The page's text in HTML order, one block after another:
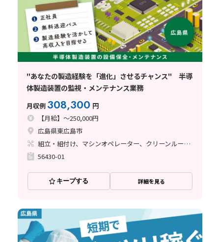
"あなたの製造経験を「進化」させるチャンス" 半導
体製造装置の監視・メンテナンス業務
月収例 308,300 円
【月給】～250,000円
広島県東広島市
組立・組付け、マシンオペレーター、クリーンルーム、清掃・洗浄、メンテナンス・保全
56430-01
キープする 詳細を見る